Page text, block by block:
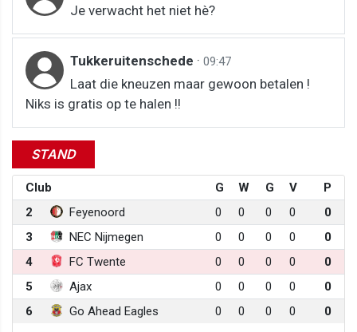
Je verwacht het niet hè?
Tukkeruitenschede · 09:47
Laat die kneuzen maar gewoon betalen !
Niks is gratis op te halen !!
STAND
Club G W G V
P
2
Feyenoord 0 0 0 0
0
3
NEC Nijmegen 0 0 0 0
0
4
FC Twente 0 0 0 0
0
5
Ajax 0 0 0 0
0
6
Go Ahead Eagles 0 0 0 0 0